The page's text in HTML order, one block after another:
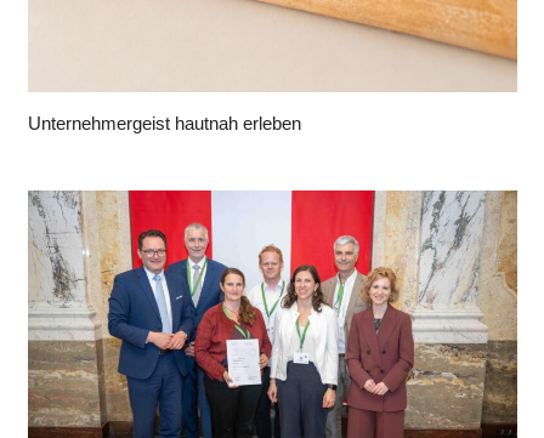
Unternehmergeist hautnah erleben